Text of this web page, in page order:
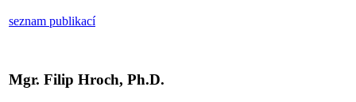
seznam publikací
Mgr. Filip Hroch, Ph.D.